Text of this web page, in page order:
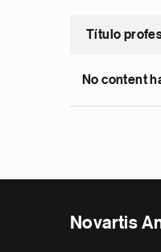
Título
No content
Novartis